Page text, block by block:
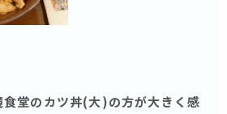
堂のカツ丼(大)の方が大きく感